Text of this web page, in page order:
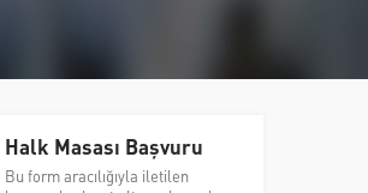
Halk Masası Başvuru
Bu form aracılığıyla iletilen